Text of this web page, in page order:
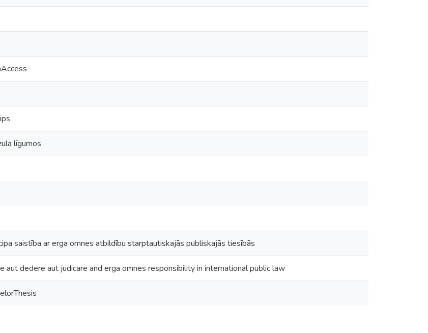
līgumos
saistība ar erga omnes atbildību starptautiskajās publiskajās tiesībās
aut dedere aut judicare and erga omnes responsibility in international public law